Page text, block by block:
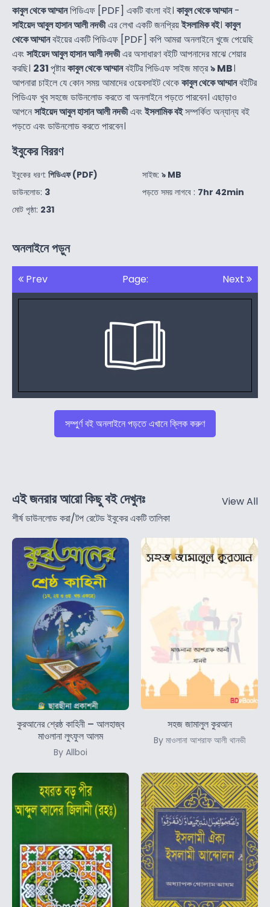
কাবুল থেকে আম্মানপিডিএফ [PDF] একটি বাংলা বই। কাবুল থেকে আম্মান-
সাইয়েদ আবুল হাসান আলী নদভীএর লেখা একটি জনপ্রিয়ইসলামিক বই। কাবুল
থেকে আম্মানবইয়ের একটি পিডিএফ [PDF] কপি আমরা অনলাইনে খুজে পেয়েছি
এবংসাইয়েদ আবুল হাসান আলী নদভীএর অসাধারণ বইটি আপনাদের মাঝে শেয়ার
করছি। 231পৃষ্টারকাবুল থেকে আম্মানবইটির পিডিএফ সাইজ মাত্র৯ MB।
আপনারা চাইলে যে কোন সময় আমাদের ওয়েবসাইট থেকেকাবুল থেকে আম্মানবইটির
পিডিএফ খুব সহজে ডাউনলোড করতে বা অনলাইনে পড়তে পারবেন। এছাড়াও
আপনেসাইয়েদ আবুল হাসান আলী নদভীএবংইসলামিক বইসম্পর্কিত অন্যান্য বই
পড়তে এবং ডাউনলোড করতে পারবেন।
ইবুকের বিররণ
ইবুকের ধরণ: পিডিএফ (PDF)
ডাউনলোড: 3
মোট পৃষ্ঠা: 231
সাইজ: ৯ MB
পড়তে সময় লাগবে : 7hr 42min
অনলাইনে পড়ুন
Prev Page: Next
সম্পুর্ণ বই অনলাইনে পড়তে এখানে ক্লিক করুণ
এই জনরার আরো কিছু বই দেখুনঃ
শীর্ষ ডাউনলোড করা/টপ রেটেড ইবুকের একটি তালিকা
View All
কুরআনের শ্রেষ্ঠ কাহিনী – আলহাজ্ব
মাওলানা লুৎফুল আলম
By Allboi
সহজ জামালুল কুরআন
By মাওলানা আশরাফ আলী থানভী